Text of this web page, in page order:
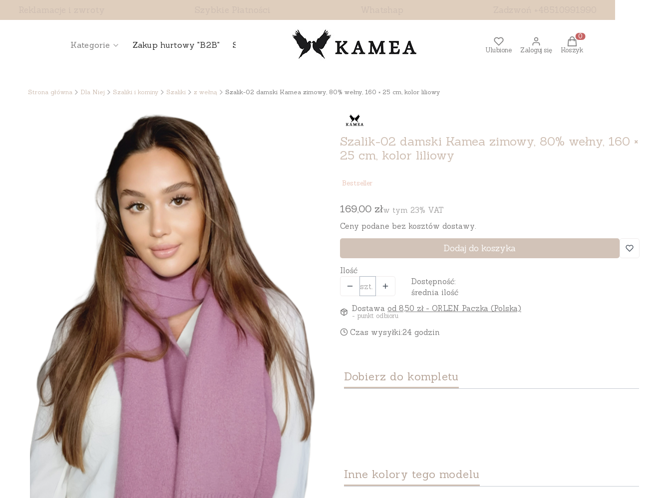
Kategorie Zakup hurtowy "B2B" Skontaktuj się z nami
Ulubione Zaloguj się
Produkty w koszyku: 0.
Koszyk
Strona główna Dla Niej Szaliki i kominy Szaliki z wełną Szalik-02 damski Kamea zimowy, 80% wełny, 160 × 25 cm, kolor liliowy
Szalik-02 damski Kamea zimowy, 80% wełny, 160 ×
25 cm, kolor liliowy
Etykiety
Bestseller
Cena
169,00 złw tym 23% VAT
w tym 23% VAT
Ceny podane bez kosztów dostawy.
Dodaj do koszyka
Ilość
szt.
Dostępność:
średnia ilość
Dostawa od 8,50 zł - ORLEN Paczka (Polska)
- punkt odbioru
Czas wysyłki:24 godzin
Dobierz do kompletu
Inne kolory tego modelu